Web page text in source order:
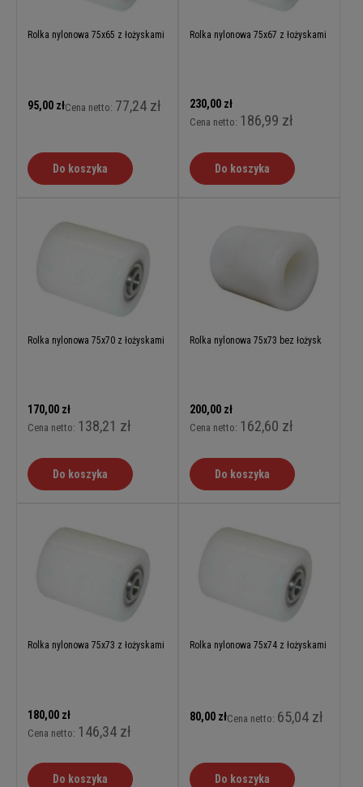
Rolka nylonowa 75x65 z łożyskami
95,00 złCena netto: 77,24 zł
Do koszyka
Rolka nylonowa 75x67 z łożyskami
230,00 zł
Cena netto: 186,99 zł
Do koszyka
Rolka nylonowa 75x70 z łożyskami
170,00 zł
Cena netto: 138,21 zł
Do koszyka
Rolka nylonowa 75x73 bez łożysk
200,00 zł
Cena netto: 162,60 zł
Do koszyka
Rolka nylonowa 75x73 z łożyskami
180,00 zł
Cena netto: 146,34 zł
Do koszyka
Rolka nylonowa 75x74 z łożyskami
80,00 złCena netto: 65,04 zł
Do koszyka